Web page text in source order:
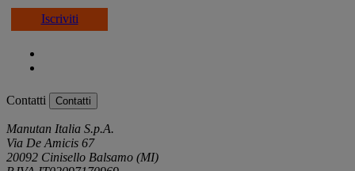
Iscriviti
Contatti Contatti
Manutan Italia S.p.A.
Via De Amicis 67
20092 Cinisello Balsamo (MI)